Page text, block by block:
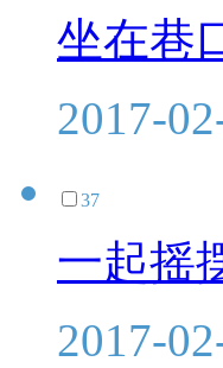
坐在巷
2017-
37
一起摇
2017-